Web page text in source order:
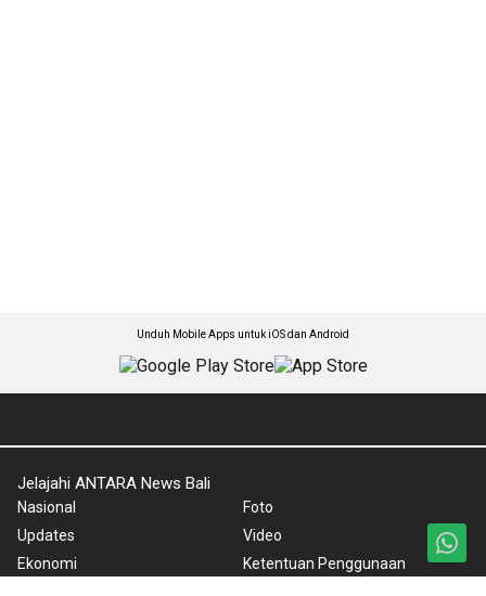
Unduh Mobile Apps untuk iOS dan Android
Jelajahi ANTARA News Bali
Nasional
Updates
Ekonomi
Foto
Video
Ketentuan Penggunaan